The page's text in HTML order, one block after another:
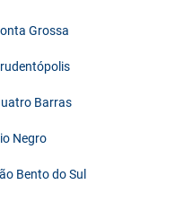
Grossa
Barras
Negro
Bento do Sul